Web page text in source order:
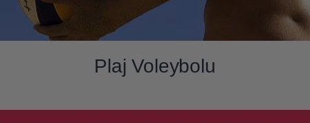
Plaj Voleybolu